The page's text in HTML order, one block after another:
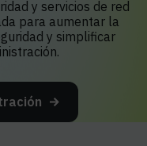
y servicios de red
para aumentar la
y simplificar